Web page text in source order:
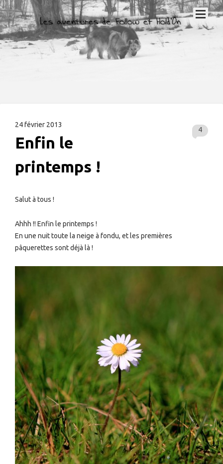
24 février 2013
4
Enfin le
printemps !
Salut à tous !
Ahhh !! Enfin le printemps !
En une nuit toute la neige à fondu, et les premières
pâquerettes sont déjà là !